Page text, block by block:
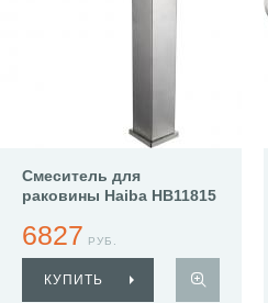
Смеситель для
раковины Haiba HB11815
6827 РУБ.
КУПИТЬ